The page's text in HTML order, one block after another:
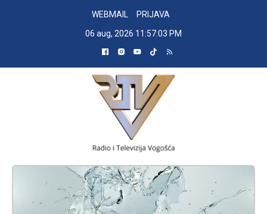
WEBMAIL
PRIJAVA
06 aug, 2026 11:57:04 PM
RADIO TELEVIZIJA VOGOŠĆA